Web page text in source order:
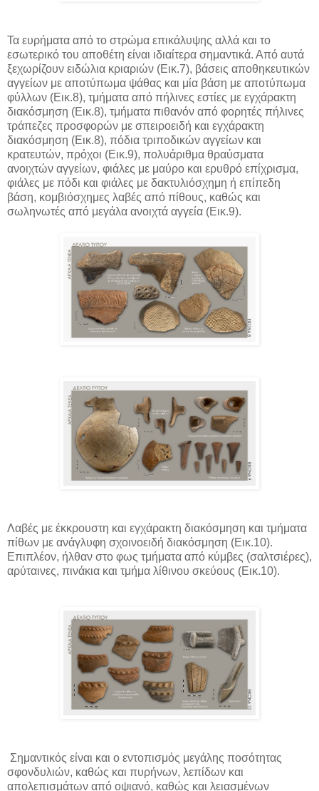
Τα ευρήματα από το στρώμα επικάλυψης αλλά και το
εσωτερικό του αποθέτη είναι ιδιαίτερα σημαντικά. Από αυτά
ξεχωρίζουν ειδώλια κριαριών (Εικ.7), βάσεις αποθηκευτικών
αγγείων με αποτύπωμα ψάθας και μία βάση με αποτύπωμα
φύλλων (Εικ.8), τμήματα από πήλινες εστίες με εγχάρακτη
διακόσμηση (Εικ.8), τμήματα πιθανόν από φορητές πήλινες
τράπεζες προσφορών με σπειροειδή και εγχάρακτη
διακόσμηση (Εικ.8), πόδια τριποδικών αγγείων και
κρατευτών, πρόχοι (Εικ.9), πολυάριθμα θραύσματα
ανοιχτών αγγείων, φιάλες με μαύρο και ερυθρό επίχρισμα,
φιάλες με πόδι και φιάλες με δακτυλιόσχημη ή επίπεδη
βάση, κομβιόσχημες λαβές από πίθους, καθώς και
σωληνωτές από μεγάλα ανοιχτά αγγεία (Εικ.9).
Λαβές με έκκρουστη και εγχάρακτη διακόσμηση και τμήματα
πίθων με ανάγλυφη σχοινοειδή διακόσμηση (Εικ.10).
Επιπλέον, ήλθαν στο φως τμήματα από κύμβες (σαλτσιέρες),
αρύταινες, πινάκια και τμήμα λίθινου σκεύους (Εικ.10).
Σημαντικός είναι και ο εντοπισμός μεγάλης ποσότητας
σφονδυλιών, καθώς και πυρήνων, λεπίδων και
απολεπισμάτων από οψιανό, καθώς και λειασμένων